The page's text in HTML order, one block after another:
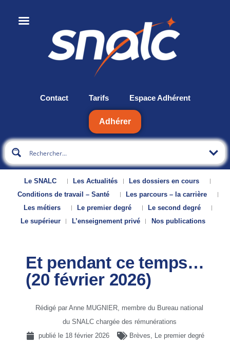
Contact Tarifs Espace Adhérent
Adhérer
Le SNALC Les Actualités
Les dossiers en cours
Conditions de travail – Santé
Les parcours – la carrière
Les métiers
Le premier degré
Le second degré
Le supérieur
L’enseignement privé Nos publications
Et pendant ce temps…
(20 février 2026)
Rédigé par Anne MUGNIER, membre du Bureau national
du SNALC chargée des rémunérations
publié le 18 février 2026 Brèves, Le premier degré